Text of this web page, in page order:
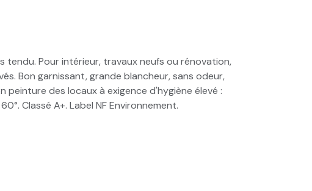
tendu. Pour intérieur, travaux neufs ou rénovation,
Bon garnissant, grande blancheur, sans odeur,
peinture des locaux à exigence d'hygiène élevé :
Classé A+. Label NF Environnement.